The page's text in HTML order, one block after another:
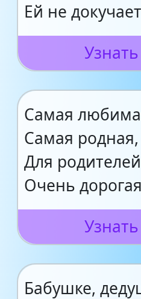
Ей не
Самая
Самая родная,
Для
Очень
Бабушке,